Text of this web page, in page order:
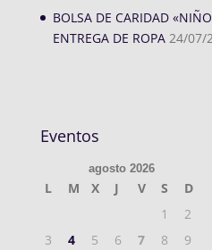
BOLSA DE CARIDAD
ENTREGA DE ROPA 24/07/
Eventos
agosto 2026
L M X J V S
D
1
2
3
4 5 6 7 8
9